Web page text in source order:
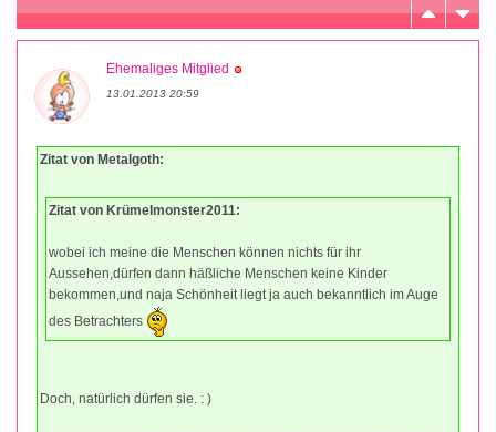
Ehemaliges Mitglied
13.01.2013 20:59
Zitat von Metalgoth:
Zitat von Krümelmonster2011:
wobei ich meine die Menschen können nichts für ihr
Aussehen,dürfen dann häßliche Menschen keine Kinder
bekommen,und naja Schönheit liegt ja auch bekanntlich im Auge
des Betrachters
Doch, natürlich dürfen sie. : )